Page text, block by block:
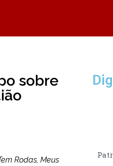
sobre
Rodas, Meus